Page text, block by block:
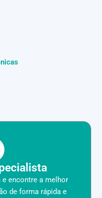
encontre a melhor
de forma rápida e